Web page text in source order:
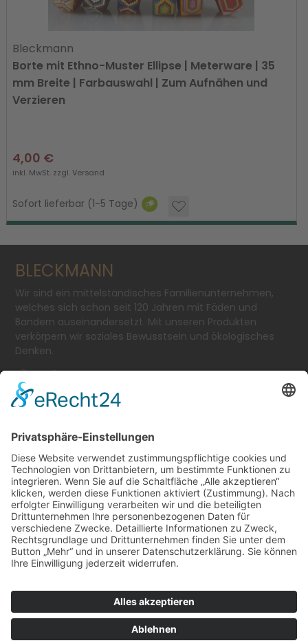
Bleckmann
Borte mit Ethno-Muster Ellipse | Meterware | 35
mm Breite | Farbauswahl | Zum Aufnähen und
Verzieren
4,00 €
inkl. MwSt. zzgl.Versand
Sofort lieferbar (1-5 Tage)
BLECKMANN
Wir sind ein mittelständisches Familienunternehmen,
welches sich schon seit 120 Jahren mit Fäden und
Bändern auseinandersetzt. Mit unseren Produkten
verkörpern wir soziales Bewusstsein und ökologisches
Denken.
SCHÄFERSTR. 11-13
TEL.: + 49 2 02 - 2 50 53-0
E-MAIL:INFO@BLECKMANN-WEBEREI.DE
SERVICE & RECHTLICHES
Versandkostentabelle
Vertrag widerrufen
PRESSE
ZAHLARTEN
Kreditkarte
Vorkasse
Selbstabholung
PayPal
©2026BLECKMANN GMBH|